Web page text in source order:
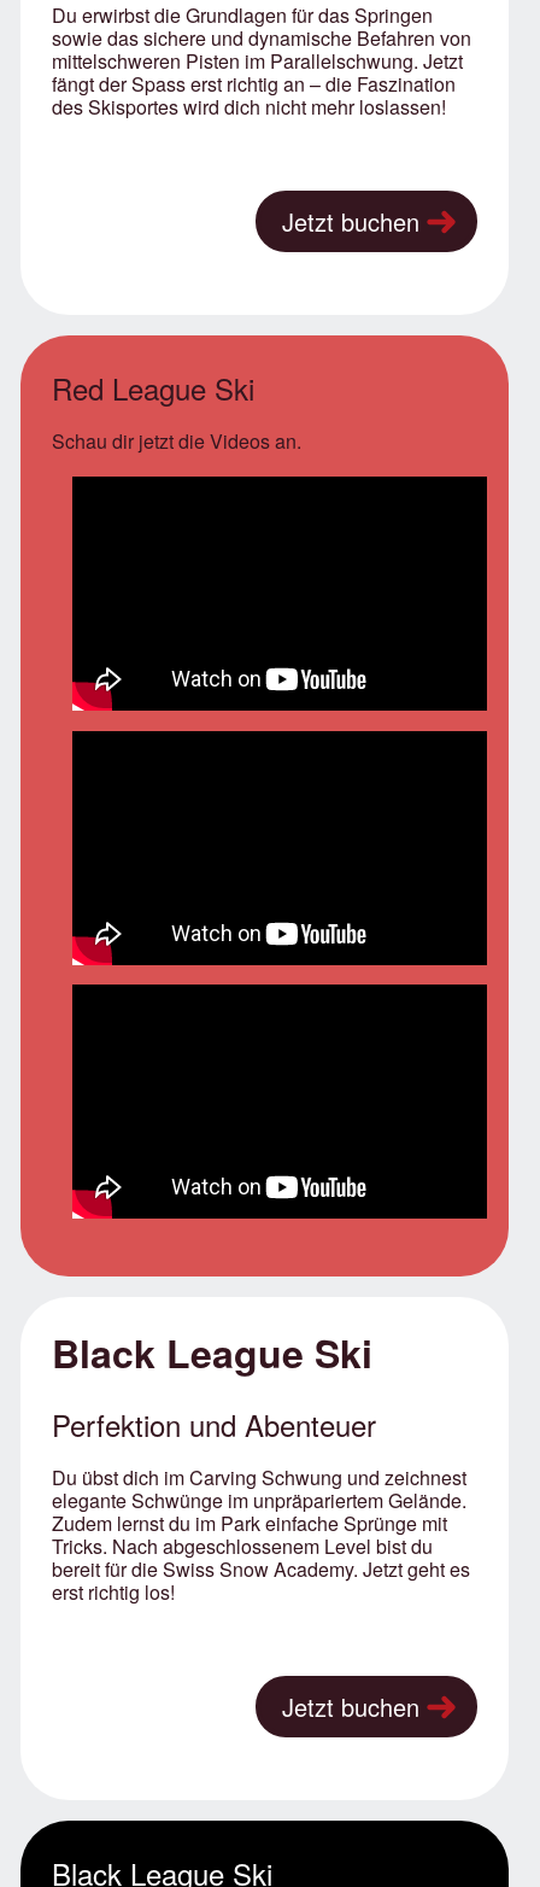
Du erwirbst die Grundlagen für das Springen
sowie das sichere und dynamische Befahren von
mittelschweren Pisten im Parallelschwung. Jetzt
fängt der Spass erst richtig an – die Faszination
des Skisportes wird dich nicht mehr loslassen!
Jetzt buchen
Red League Ski
Schau dir jetzt die Videos an.
Black League Ski
Perfektion und Abenteuer
Du übst dich im Carving Schwung und zeichnest
elegante Schwünge im unpräpariertem Gelände.
Zudem lernst du im Park einfache Sprünge mit
Tricks. Nach abgeschlossenem Level bist du
bereit für die Swiss Snow Academy. Jetzt geht es
erst richtig los!
Jetzt buchen
Black League Ski